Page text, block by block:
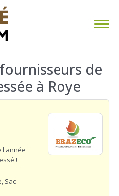
de
à Roye
l'année
!
Sac